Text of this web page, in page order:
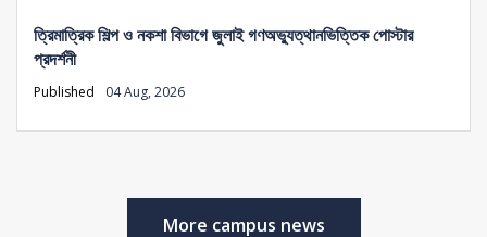
ত্রিমাত্রিক শিল্প ও নকশা বিভাগে জুলাই গণঅভ্যুত্থানভিত্তিক পোস্টার
প্রদর্শনী
Published 04 Aug, 2026
More campus news